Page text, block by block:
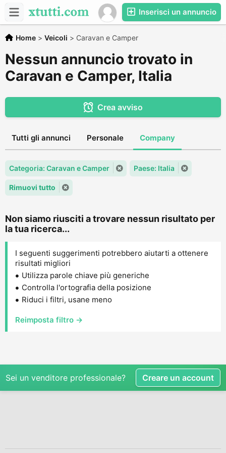
Inserisci un annuncio
Home > Veicoli > Caravan e Camper
Nessun annuncio trovato in
Caravan e Camper, Italia
Crea avviso
Tutti gli annunci Personale Company
Categoria: Caravan e Camper Paese: Italia
Rimuovi tutto
Non siamo riusciti a trovare nessun risultato per
la tua ricerca...
I seguenti suggerimenti potrebbero aiutarti a ottenere
risultati migliori
Utilizza parole chiave più generiche
Controlla l'ortografia della posizione
Riduci i filtri, usane meno
Reimposta filtro →
Sei un venditore professionale? Creare un account